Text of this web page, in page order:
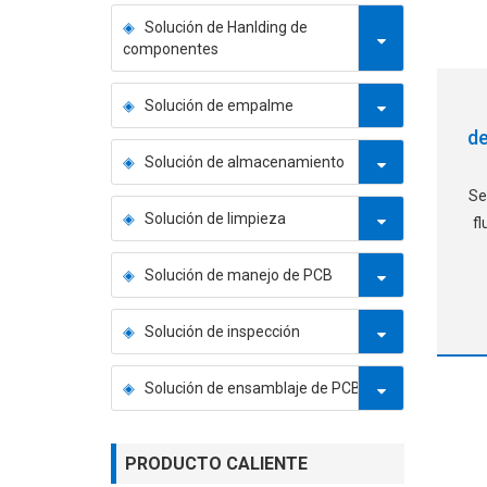
Solución de Hanlding de
componentes
Solución de empalme
Solución de almacenamiento
Solución de limpieza
Solución de manejo de PCB
Solución de inspección
Solución de ensamblaje de PCB
PRODUCTO CALIENTE